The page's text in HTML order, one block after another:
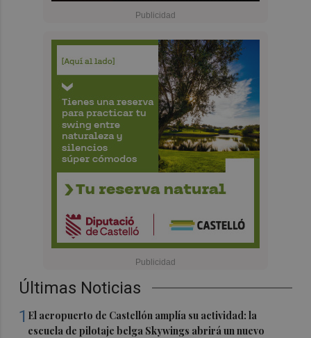
Últimas Noticias
1 El aeropuerto de Castellón amplía su actividad: la
escuela de pilotaje belga Skywings abrirá un nuevo